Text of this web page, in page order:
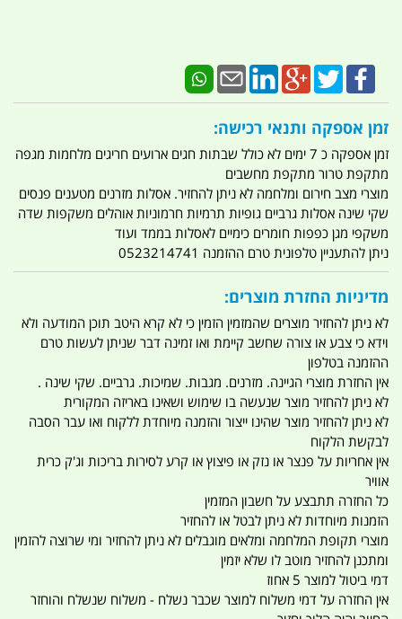
זמן אספקה ותנאי רכישה:
זמן אספקה כ 7 ימים לא כולל שבתות חגים ארועים חריגים מלחמות מגפה
מתקפת טרור מתקפת מחשבים
מוצרי מצב חירום ומלחמה לא ניתן להחזיר. אסלות מזרנים מטענים פנסים
שקי שינה אסלות גרביים גופיות תרמיות חרמוניות אוהלים משקפות שדה
משקפי מגן כפפות חומרים כימיים לאסלות בממד ועוד
ניתן להתעניין טלפונית טרם ההזמנה 0523214741
מדיניות החזרת מוצרים:
לא ניתן להחזיר מוצרים שהמזמין הזמין כי לא קרא היטב תוכן המודעה ולא
וידא כי צבע או צורה שחשב קיימת ואו זמינה דבר שניתן לעשות טרם
ההזמנה בטלפון
אין החזרת מוצרי הגיינה. מזרנים. מגבות. שמיכות. גרביים. שקי שינה .
לא ניתן להחזיר מוצר שנעשה בו שימוש ושאינו באריזה המקורית
לא ניתן להחזיר מוצר שהינו ייצור והזמנה מיוחדת ללקוח ואו עבר הסבה
לבקשת הלקוח
אין אחריות על פנצר או נזק או פיצוץ או קרע לסירות בריכות וג'ק כרית
אוויר
כל החזרה תתבצע על חשבון המזמין
הזמנות מיוחדות לא ניתן לבטל או להחזיר
מוצרי תקופת המלחמה ומלאים מוגבלים לא ניתן להחזיר ומי שרוצה להזמין
ומתכנן להחזיר מוטב לו שלא יזמין
דמי ביטול למוצר 5 אחוז
אין החזרה על דמי משלוח למוצר שכבר נשלח - משלוח שנשלח והוחזר